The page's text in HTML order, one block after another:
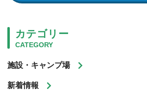
カテゴリー
CATEGORY
施設・キャンプ場
新着情報